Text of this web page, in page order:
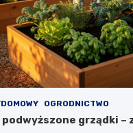
OGRODNICTWO
grządki –